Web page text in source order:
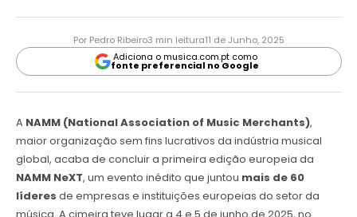
Por Pedro Ribeiro3 min leitura11 de Junho, 2025
Adiciona o musica.com.pt como
fonte preferencial no Google
A NAMM (National Association of Music Merchants),
maior organização sem fins lucrativos da indústria musical
global, acaba de concluir a primeira edição europeia da
NAMM NeXT, um evento inédito que juntou mais de 60
líderes de empresas e instituições europeias do setor da
música. A cimeira teve lugar a 4 e 5 de junho de 2025, no